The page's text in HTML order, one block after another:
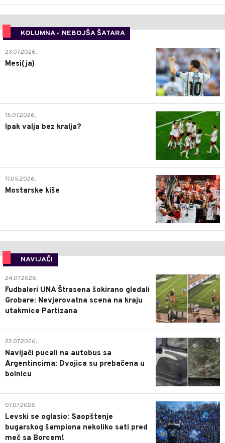
KOLUMNA - NEBOJŠA ŠATARA
0
23.07.2026.
Mesi(ja)
2
15.07.2026.
Ipak valja bez kralja?
0
17.05.2026.
Mostarske kiše
NAVIJAČI
0
24.07.2026.
Fudbaleri UNA Štrasena šokirano gledali
Grobare: Nevjerovatna scena na kraju
utakmice Partizana
0
22.07.2026.
Navijači pucali na autobus sa
Argentincima: Dvojica su prebačena u
bolnicu
1
07.07.2026.
Levski se oglasio: Saopštenje
bugarskog šampiona nekoliko sati pred
meč sa Borcem!